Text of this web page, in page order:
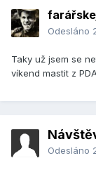
Odesláno
Taky už jsem se
víkend mastit z
Odesláno